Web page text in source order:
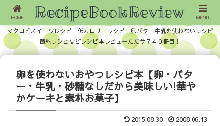
マクロビスイーツレシピ 低カロリーレシピ 卵バター牛乳を使わないレシピ
節約レシピなどレシピ本レビューただ今７４０冊目！
卵を使わないおやつレシピ本【卵・バタ
ー・牛乳・砂糖なしだから美味しい!華や
かケーキと素朴お菓子】
2015.08.30 2008.06.13
HOME MENU